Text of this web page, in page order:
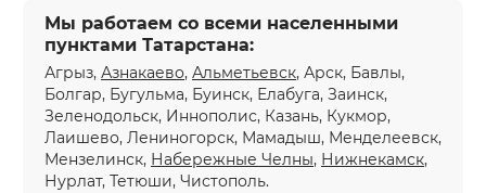
Мы работаем со всеми населенными
пунктами Татарстана:
Агрыз, Азнакаево, Альметьевск, Арск, Бавлы,
Болгар, Бугульма, Буинск, Елабуга, Заинск,
Зеленодольск, Иннополис, Казань, Кукмор,
Лаишево, Лениногорск, Мамадыш, Менделеевск,
Мензелинск, Набережные Челны, Нижнекамск,
Нурлат, Тетюши, Чистополь.